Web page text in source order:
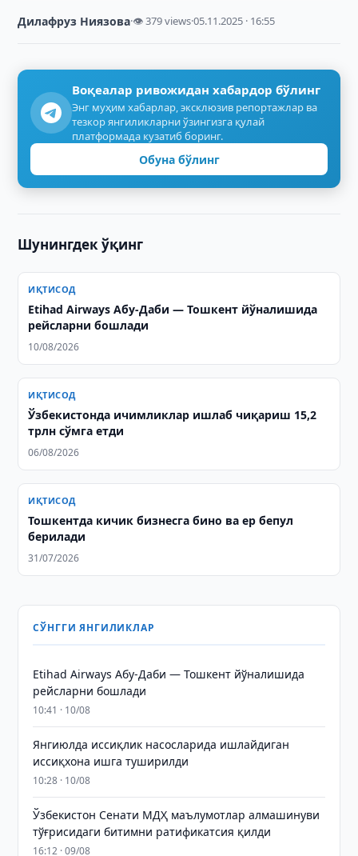
Дилафруз Ниязова·👁 379 views·05.11.2025 · 16:55
Воқеалар ривожидан хабардор бўлинг
Энг муҳим хабарлар, эксклюзив репортажлар ва
тезкор янгиликларни ўзингизга қулай
платформада кузатиб боринг.
Обуна бўлинг
Шунингдек ўқинг
ИҚТИСОД
Etihad Airways Абу-Даби — Тошкент йўналишида
рейсларни бошлади
10/08/2026
ИҚТИСОД
Ўзбекистонда ичимликлар ишлаб чиқариш 15,2
трлн сўмга етди
06/08/2026
ИҚТИСОД
Тошкентда кичик бизнесга бино ва ер бепул
берилади
31/07/2026
СЎНГГИ ЯНГИЛИКЛАР
Etihad Airways Абу-Даби — Тошкент йўналишида
рейсларни бошлади
10:41 · 10/08
Янгиюлда иссиқлик насосларида ишлайдиган
иссиқхона ишга туширилди
10:28 · 10/08
Ўзбекистон Сенати МДҲ маълумотлар алмашинуви
тўғрисидаги битимни ратификатсия қилди
16:12 · 09/08